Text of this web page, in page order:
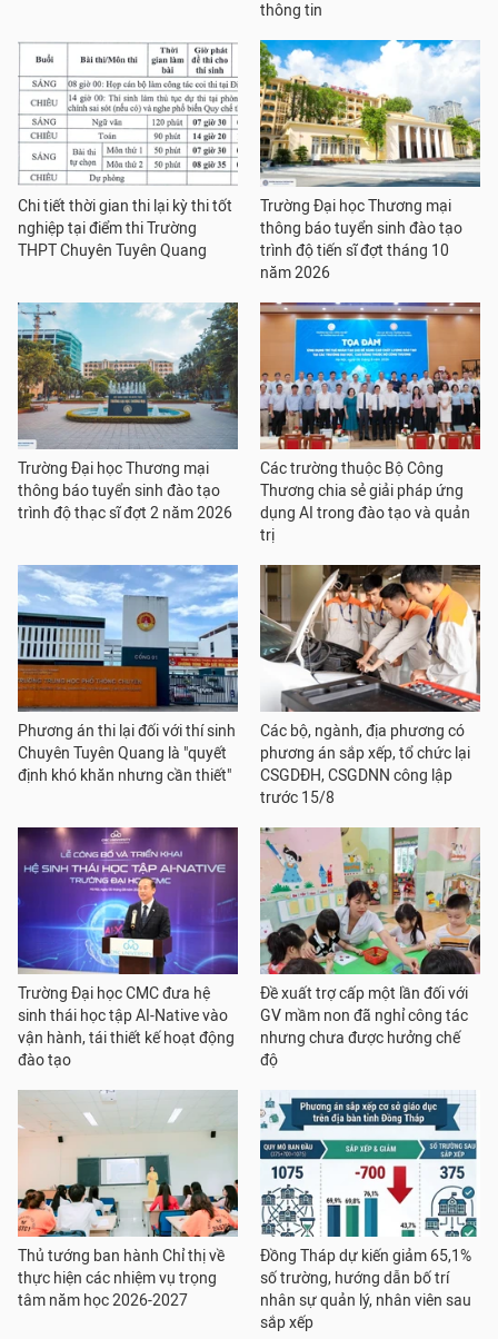
thông tin
Chi tiết thời gian thi lại kỳ thi tốt
nghiệp tại điểm thi Trường
THPT Chuyên Tuyên Quang
Trường Đại học Thương mại
thông báo tuyển sinh đào tạo
trình độ tiến sĩ đợt tháng 10
năm 2026
Trường Đại học Thương mại
thông báo tuyển sinh đào tạo
trình độ thạc sĩ đợt 2 năm 2026
Các trường thuộc Bộ Công
Thương chia sẻ giải pháp ứng
dụng AI trong đào tạo và quản
trị
Phương án thi lại đối với thí sinh
Chuyên Tuyên Quang là "quyết
định khó khăn nhưng cần thiết"
Các bộ, ngành, địa phương có
phương án sắp xếp, tổ chức lại
CSGDĐH, CSGDNN công lập
trước 15/8
Trường Đại học CMC đưa hệ
sinh thái học tập AI-Native vào
vận hành, tái thiết kế hoạt động
đào tạo
Đề xuất trợ cấp một lần đối với
GV mầm non đã nghỉ công tác
nhưng chưa được hưởng chế
độ
Thủ tướng ban hành Chỉ thị về
thực hiện các nhiệm vụ trọng
tâm năm học 2026-2027
Đồng Tháp dự kiến giảm 65,1%
số trường, hướng dẫn bố trí
nhân sự quản lý, nhân viên sau
sắp xếp